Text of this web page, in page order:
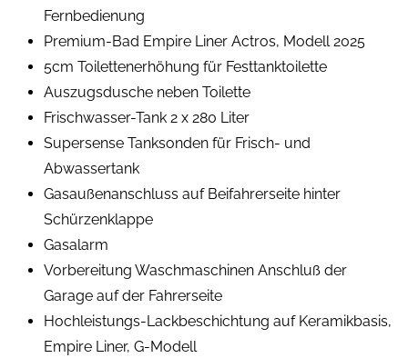
Fernbedienung
Premium-Bad Empire Liner Actros, Modell 2025
5cm Toilettenerhöhung für Festtanktoilette
Auszugsdusche neben Toilette
Frischwasser-Tank 2 x 280 Liter
Supersense Tanksonden für Frisch- und
Abwassertank
Gasaußenanschluss auf Beifahrerseite hinter
Schürzenklappe
Gasalarm
Vorbereitung Waschmaschinen Anschluß der
Garage auf der Fahrerseite
Hochleistungs-Lackbeschichtung auf Keramikbasis,
Empire Liner, G-Modell